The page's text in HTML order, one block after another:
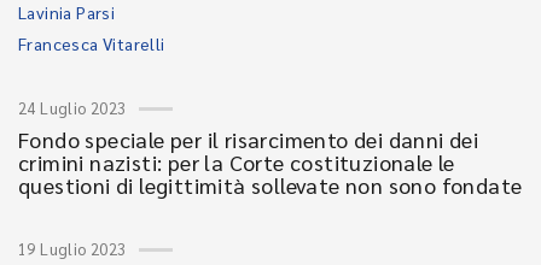
Lavinia Parsi
Francesca Vitarelli
24 Luglio 2023
Fondo speciale per il risarcimento dei danni dei
crimini nazisti: per la Corte costituzionale le
questioni di legittimità sollevate non sono fondate
19 Luglio 2023